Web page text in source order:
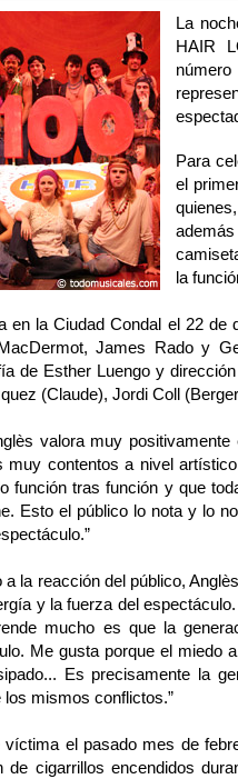
La
HAIR
número
Para
el
la
en la Ciudad Condal el 22
James Rado y
de Esther Luengo y
(Claude), Jordi Coll
valora muy
muy contentos a nivel
función tras función y que
Esto el público lo nota y lo
a la reacción del público,
y la fuerza del
mucho es que la
Me gusta porque el miedo
Es precisamente la
los mismos conflictos.”
víctima el pasado mes de
de cigarrillos encendidos